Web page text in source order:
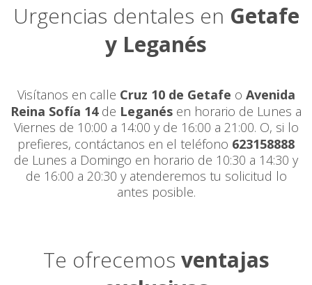
Urgencias dentales en Getafe
y Leganés
Visítanos en calle Cruz 10 de Getafe o Avenida
Reina Sofía 14de Leganés en horario de Lunes a
Viernes de 10:00 a 14:00 y de 16:00 a 21:00. O, si lo
prefieres, contáctanos en el teléfono 623158888
de Lunes a Domingo en horario de 10:30 a 14:30 y
de 16:00 a 20:30 y atenderemos tu solicitud lo
antes posible.
Te ofrecemos ventajas